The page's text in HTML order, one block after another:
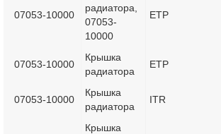
07053-10000
радиатора,
07053-
10000
ETP
07053-10000
Крышка
радиатора
ETP
07053-10000
Крышка
радиатора
ITR
Крышка